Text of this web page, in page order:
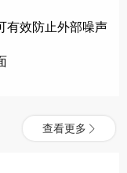
有效防止外部噪声
查看更多